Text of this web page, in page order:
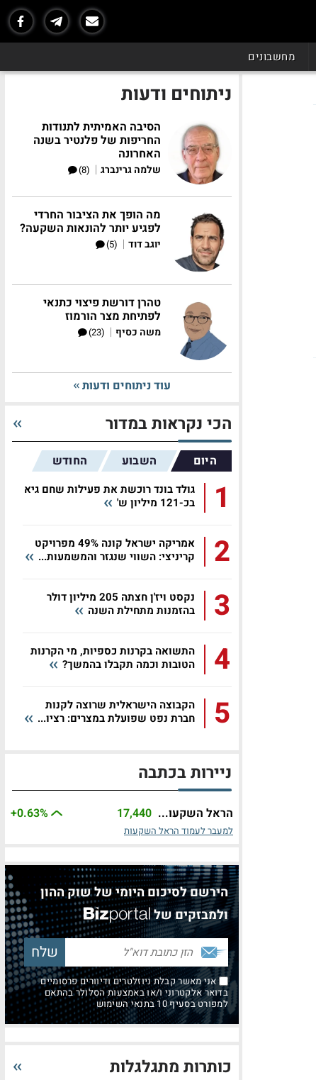
מחשבונים
ניתוחים ודעות
הסיבה האמיתית לתנודות
החריפות של פלנטיר בשנה
האחרונה
שלמה גרינברג |
(8)
מה הופך את הציבור החרדי
לפגיע יותר להונאות השקעה?
יוגב דוד |
(5)
טהרן דורשת פיצוי כתנאי
לפתיחת מצר הורמוז
משה כסיף |
(23)
עוד ניתוחים ודעות
הכי נקראות במדור
היום השבוע החודש
1
גולד בונד רוכשת את פעילות שחם גיא
בכ-121 מיליון ש'
2
אמריקה ישראל קונה 49% מפרויקט
קריניצי: השווי שנגזר והמשמעות...
3
נקסט ויז'ן חצתה 205 מיליון דולר
בהזמנות מתחילת השנה
4
התשואה בקרנות כספיות, מי הקרנות
הטובות וכמה תקבלו בהמשך?
5
הקבוצה הישראלית שרוצה לקנות
חברת נפט שפועלת במצרים: רציו...
ניירות בכתבה
הראל השקעו... 17,440
+0.63%
למעבר לעמוד הראל השקעות
הירשם לסיכום היומי של שוק ההון
ולמבזקים של
אני מאשר קבלת ניוזלטרים ודיוורים פרסומיים
בדואר אלקטרוני ו/או באמצעות הסלולר בהתאם
למפורט בסעיף 10 בתנאי השימוש
כותרות מתגלגלות